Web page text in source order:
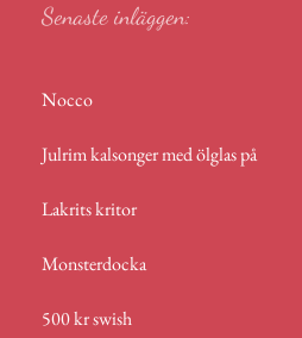
Senaste inläggen:
Nocco
Julrim kalsonger med ölglas på
Lakrits kritor
Monsterdocka
500 kr swish